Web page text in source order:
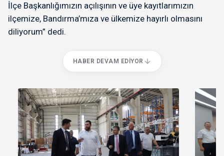
İlçe Başkanlığımızın açılışının ve üye kayıtlarımızın
ilçemize, Bandırma’mıza ve ülkemize hayırlı olmasını
diliyorum” dedi.
HABER DEVAM EDIYOR